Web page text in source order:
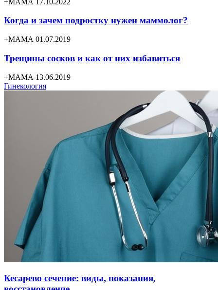
Когда и зачем подростку нужен маммолог?
+МАМА 01.07.2019
Трещины сосков и как от них избавиться
+МАМА 13.06.2019
Гинекология
Кесарево сечение: виды, показания,